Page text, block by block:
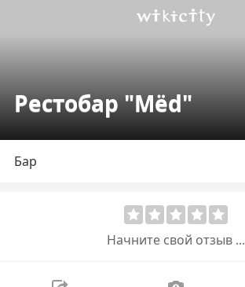
Рестобар "Mёd"
Бар
Начните свой отзыв ...